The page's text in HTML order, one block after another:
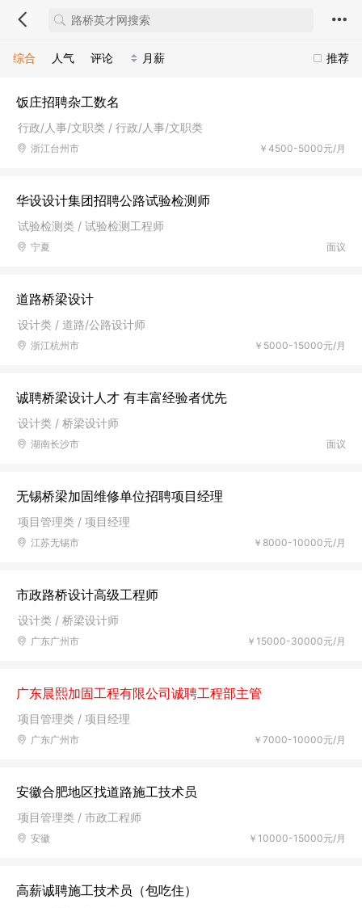
推荐
综合 人气 评论 月薪
饭庄招聘杂工数名
行政/人事/文职类 / 行政/人事/文职类
￥4500-5000元/月
浙江台州市
华设设计集团招聘公路试验检测师
试验检测类 / 试验检测工程师
面议
宁夏
道路桥梁设计
设计类 / 道路/公路设计师
￥5000-15000元/月
浙江杭州市
诚聘桥梁设计人才 有丰富经验者优先
设计类 / 桥梁设计师
面议
湖南长沙市
无锡桥梁加固维修单位招聘项目经理
项目管理类 / 项目经理
￥8000-10000元/月
江苏无锡市
市政路桥设计高级工程师
设计类 / 桥梁设计师
￥15000-30000元/月
广东广州市
广东晨熙加固工程有限公司诚聘工程部主管
项目管理类 / 项目经理
￥7000-10000元/月
广东广州市
安徽合肥地区找道路施工技术员
项目管理类 / 市政工程师
￥10000-15000元/月
安徽
高薪诚聘施工技术员（包吃住）